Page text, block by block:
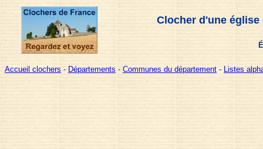
Clocher d'une
Accueil clochers - Départements - Communes du département - Listes